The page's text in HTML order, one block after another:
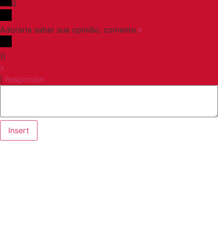
0
Adoraria saber sua opinião, comente.x
()
x
Responder
Insert